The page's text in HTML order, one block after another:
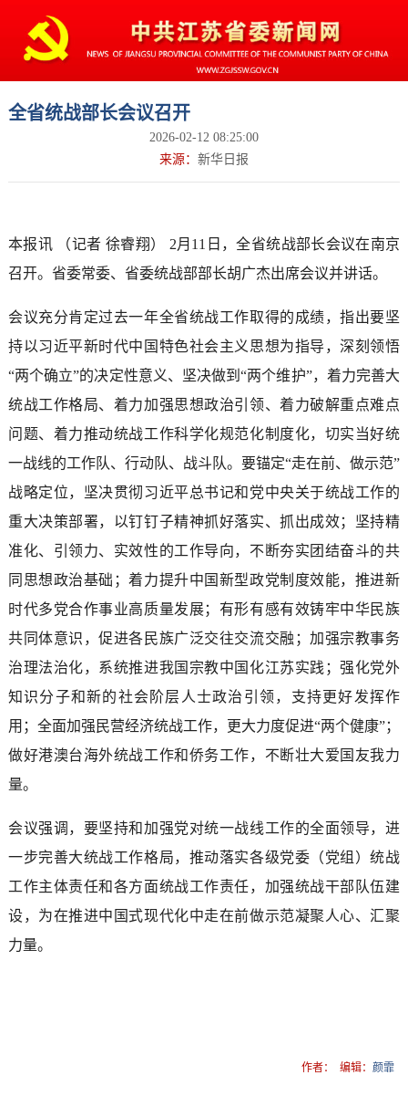
全省统战部长会议召开
2026-02-12 08:25:00
来源： 新华日报
本报讯 （记者 徐睿翔） 2月11日，全省统战部长会议在南京
召开。省委常委、省委统战部部长胡广杰出席会议并讲话。
会议充分肯定过去一年全省统战工作取得的成绩，指出要坚
持以习近平新时代中国特色社会主义思想为指导，深刻领悟
“两个确立”的决定性意义、坚决做到“两个维护”，着力完善大
统战工作格局、着力加强思想政治引领、着力破解重点难点
问题、着力推动统战工作科学化规范化制度化，切实当好统
一战线的工作队、行动队、战斗队。要锚定“走在前、做示范”
战略定位，坚决贯彻习近平总书记和党中央关于统战工作的
重大决策部署，以钉钉子精神抓好落实、抓出成效；坚持精
准化、引领力、实效性的工作导向，不断夯实团结奋斗的共
同思想政治基础；着力提升中国新型政党制度效能，推进新
时代多党合作事业高质量发展；有形有感有效铸牢中华民族
共同体意识，促进各民族广泛交往交流交融；加强宗教事务
治理法治化，系统推进我国宗教中国化江苏实践；强化党外
知识分子和新的社会阶层人士政治引领，支持更好发挥作
用；全面加强民营经济统战工作，更大力度促进“两个健康”；
做好港澳台海外统战工作和侨务工作，不断壮大爱国友我力
量。
会议强调，要坚持和加强党对统一战线工作的全面领导，进
一步完善大统战工作格局，推动落实各级党委（党组）统战
工作主体责任和各方面统战工作责任，加强统战干部队伍建
设，为在推进中国式现代化中走在前做示范凝聚人心、汇聚
力量。
作者： 编辑：颜霏